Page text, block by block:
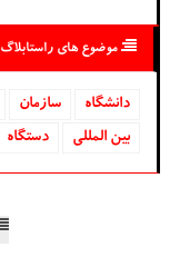
موضوع های راستابلاگ
دانشگاه‌ سازمان
بین المللی
دستگاه